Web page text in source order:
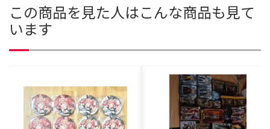
この商品を見た人はこんな商品も見て
います